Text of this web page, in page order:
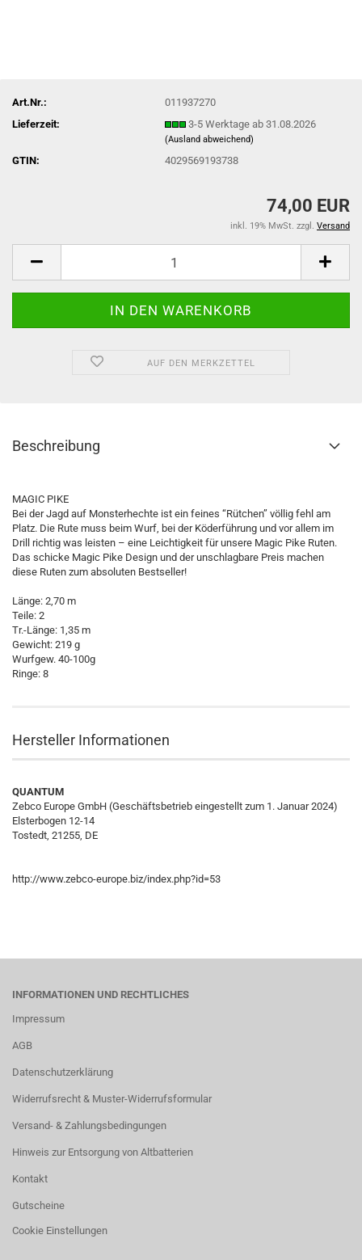
Art.Nr.:
011937270
Lieferzeit:
3-5 Werktage ab 31.08.2026
(Ausland abweichend)
GTIN: 4029569193738
74,00 EUR
inkl. 19% MwSt. zzgl. Versand
AUF DEN MERKZETTEL
Beschreibung
MAGIC PIKE
Bei der Jagd auf Monsterhechte ist ein feines “Rütchen” völlig fehl am
Platz. Die Rute muss beim Wurf, bei der Köderführung und vor allem im
Drill richtig was leisten – eine Leichtigkeit für unsere Magic Pike Ruten.
Das schicke Magic Pike Design und der unschlagbare Preis machen
diese Ruten zum absoluten Bestseller!
Länge: 2,70 m
Teile: 2
Tr.-Länge: 1,35 m
Gewicht: 219 g
Wurfgew. 40-100g
Ringe: 8
Hersteller Informationen
QUANTUM
Zebco Europe GmbH (Geschäftsbetrieb eingestellt zum 1. Januar 2024)
Elsterbogen 12-14
Tostedt, 21255, DE
http://www.zebco-europe.biz/index.php?id=53
INFORMATIONEN UND RECHTLICHES
Impressum
AGB
Datenschutzerklärung
Widerrufsrecht & Muster-Widerrufsformular
Versand- & Zahlungsbedingungen
Hinweis zur Entsorgung von Altbatterien
Kontakt
Gutscheine
Cookie Einstellungen